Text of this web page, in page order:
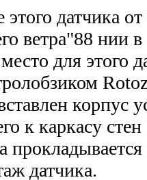
датчика
ветра"88
для этого
корпус
к каркасу
датчика.